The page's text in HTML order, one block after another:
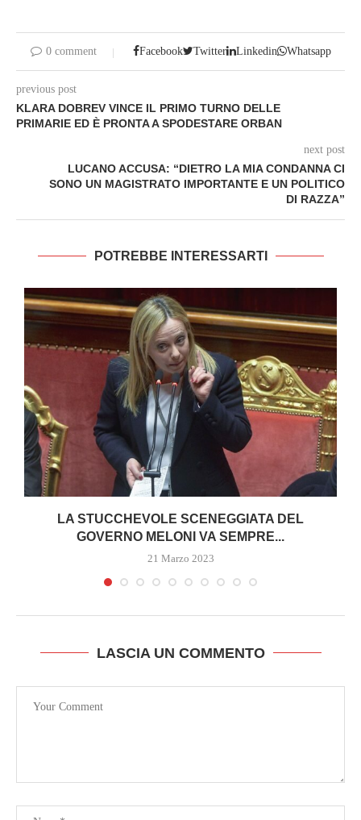
0 comment Facebook Twitter Linkedin Whatsapp
previous post
KLARA DOBREV VINCE IL PRIMO TURNO DELLE
PRIMARIE ED È PRONTA A SPODESTARE ORBAN
next post
LUCANO ACCUSA: “DIETRO LA MIA CONDANNA CI
SONO UN MAGISTRATO IMPORTANTE E UN POLITICO
DI RAZZA”
POTREBBE INTERESSARTI
LA STUCCHEVOLE SCENEGGIATA DEL
GOVERNO MELONI VA SEMPRE...
21 Marzo 2023
LASCIA UN COMMENTO